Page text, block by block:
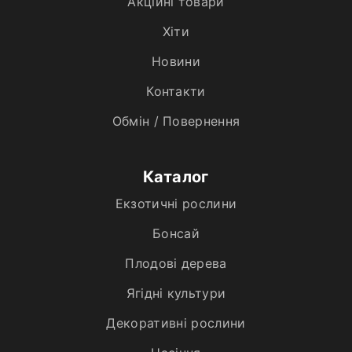
Хiти
Новини
Контакти
Обмін / Повернення
Каталог
Екзотичні рослини
Бонсай
Плодові дерева
Ягідні культури
Декоративні рослини